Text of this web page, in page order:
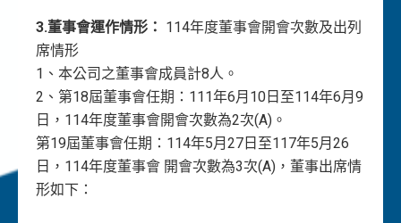
3.董事會運作情形： 114年度董事會開會次數及出列
席情形
1、本公司之董事會成員計8人。
2、第18屆董事會任期：111年6月10日至114年6月9
日，114年度董事會開會次數為2次(A)。
第19屆董事會任期：114年5月27日至117年5月26
日，114年度董事會 開會次數為3次(A)，董事出席情
形如下：